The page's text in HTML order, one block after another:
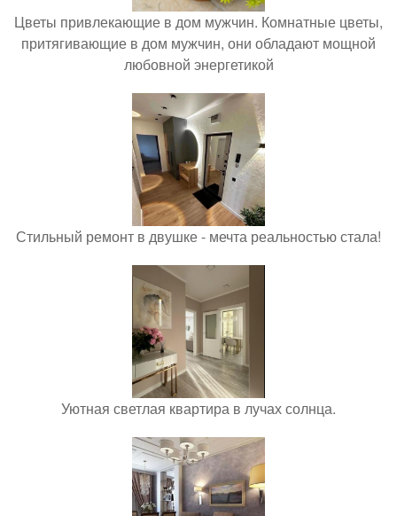
Цветы привлекающие в дом мужчин. Комнатные цветы,
притягивающие в дом мужчин, они обладают мощной
любовной энергетикой
Стильный ремонт в двушке - мечта реальностью стала!
Уютная светлая квартира в лучах солнца.